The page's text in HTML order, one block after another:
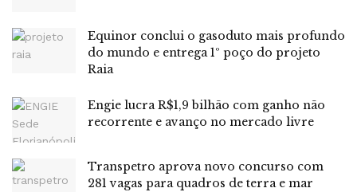
“Nosso papel é garantir que o consumidor aproveite ao
máximo os benefícios dessa abertura, com clareza,
transparência e estratégia”, completa Uberto.
gerará 600 empregos
Equinor conclui o gasoduto mais profundo
do mundo e entrega 1º poço do projeto
Raia
Engie lucra R$1,9 bilhão com ganho não
recorrente e avanço no mercado livre
Transpetro aprova novo concurso com
281 vagas para quadros de terra e mar